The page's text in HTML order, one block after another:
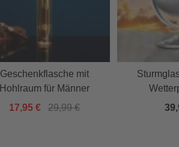
Geschenkflasche mit
Hohlraum für Männer
17,95 €
29,99 €